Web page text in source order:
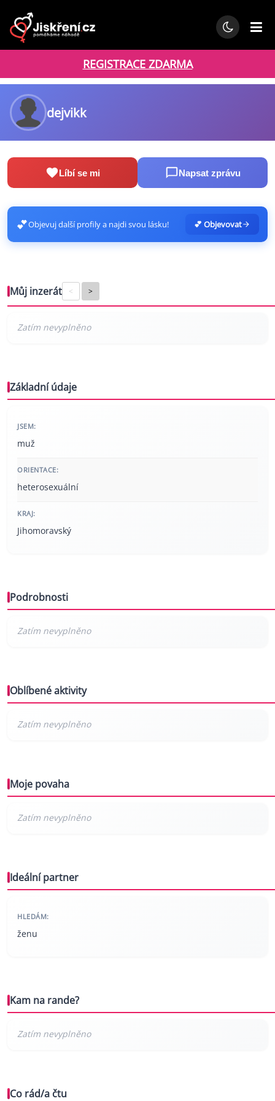
REGISTRACE ZDARMA
dejvikk
Líbí se mi Napsat zprávu
💕Objevuj další profily a najdi svou lásku! 💕 Objevovat
Můj inzerát < >
Základní údaje
JSEM:
muž
ORIENTACE:
heterosexuální
KRAJ:
Jihomoravský
Podrobnosti
Oblíbené aktivity
Moje povaha
Ideální partner
HLEDÁM:
ženu
Kam na rande?
Co rád/a čtu